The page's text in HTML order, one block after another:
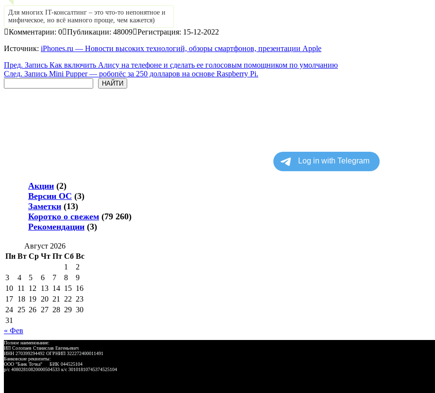
Для многих IT-консалтинг – это что-то непонятное и
мифическое, но всё намного проще, чем кажется)
Комментарии: 0 Публикации: 48009 Регистрация: 15-12-2022
Источник: iPhones.ru — Новости высоких технологий, обзоры смартфонов, презентации Apple
Пред. Запись Как включить Алису на телефоне и сделать ее голосовым помощником по умолчанию
След. Запись Mini Pupper — робопёс за 250 долларов на основе Raspberry Pi.
НАЙТИ
Акции (2)
Версии ОС (3)
Заметки (13)
Коротко о свежем (79 260)
Рекомендации (3)
Август 2026
Пн Вт Ср Чт Пт Сб Вс
1
2
3
4 5 6 7 8
9
10 11 12 13 14 15 16
17 18 19 20 21 22 23
24 25 26 27 28 29 30
31
« Фев
Полное наименование:
ИП Солопаев Станислав Евгеньевич
ИНН 270399294492 ОГРНИП 322272400011491
Банковские реквизиты:
ООО "Банк Точка" БИК 044525104
р/с 40802810820000504533 к/с 30101810745374525104